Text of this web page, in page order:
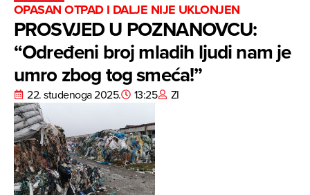
OPASAN OTPAD I DALJE NIJE UKLONJEN
PROSVJED U POZNANOVCU:
“Određeni broj mladih ljudi nam je
umro zbog tog smeća!”
22. studenoga 2025. 13:25 ZI